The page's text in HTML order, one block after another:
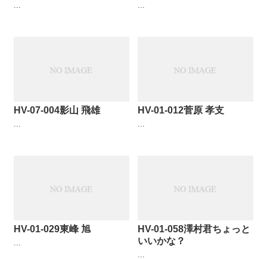
... ...
HV-07-004影山 飛雄 HV-01-012菅原 孝支
HV-01-029東峰 旭
HV-01-058澤村君ちょっと
いいかな？